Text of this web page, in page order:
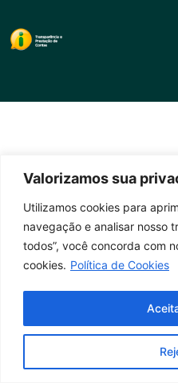
Valorizamos sua
Utilizamos cookies para
navegação e analisar nosso
todos”, você concorda com
cookies. Política de Cookies